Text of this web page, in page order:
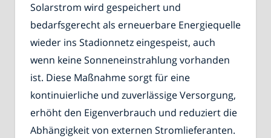
Solarstrom wird gespeichert und
bedarfsgerecht als erneuerbare Energiequelle
wieder ins Stadionnetz eingespeist, auch
wenn keine Sonneneinstrahlung vorhanden
ist. Diese Maßnahme sorgt für eine
kontinuierliche und zuverlässige Versorgung,
erhöht den Eigenverbrauch und reduziert die
Abhängigkeit von externen Stromlieferanten.